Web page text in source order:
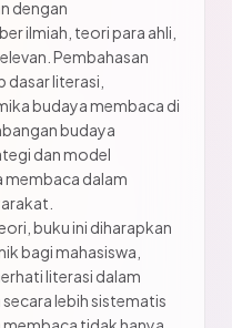
dengan
ilmiah, teori para ahli,
Pembahasan
literasi,
budaya membaca di
budaya
dan model
membaca dalam
buku ini diharapkan
bagi mahasiswa,
literasi dalam
lebih sistematis